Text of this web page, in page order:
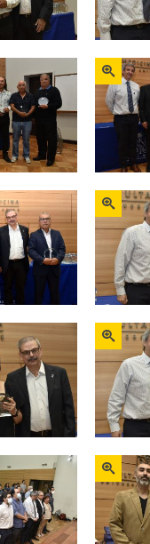
Zoom
Zoom
Zoom
Zoom